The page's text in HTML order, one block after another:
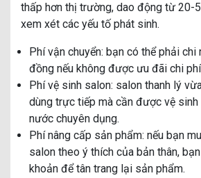
thấp hơn thị trường, dao động từ 20-
xem xét các yếu tố phát sinh.
Phí vận chuyển: bạn có thể phải chi
đồng nếu không được ưu đãi chi
Phí vệ sinh salon: salon thanh lý
dùng trực tiếp mà cần được vệ
nước chuyên dụng.
Phí nâng cấp sản phẩm: nếu bạn
salon theo ý thích của bản thân,
khoản để tân trang lại sản phẩm.